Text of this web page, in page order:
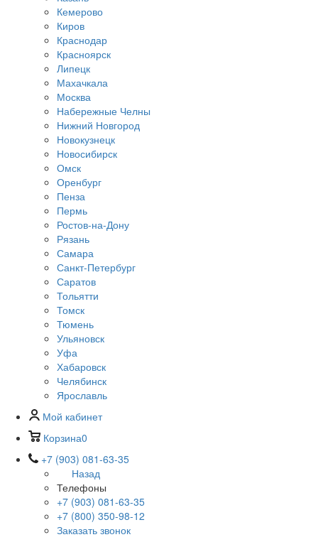
Кемерово
Киров
Краснодар
Красноярск
Липецк
Махачкала
Москва
Набережные Челны
Нижний Новгород
Новокузнецк
Новосибирск
Омск
Оренбург
Пенза
Пермь
Ростов-на-Дону
Рязань
Самара
Санкт-Петербург
Саратов
Тольятти
Томск
Тюмень
Ульяновск
Уфа
Хабаровск
Челябинск
Ярославль
Мой кабинет
Корзина0
+7 (903) 081-63-35
Назад
Телефоны
+7 (903) 081-63-35
+7 (800) 350-98-12
Заказать звонок